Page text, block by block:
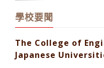
學校要聞
The College of